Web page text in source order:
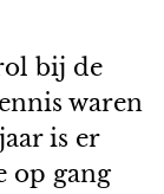
bij de
waren
is er
op gang